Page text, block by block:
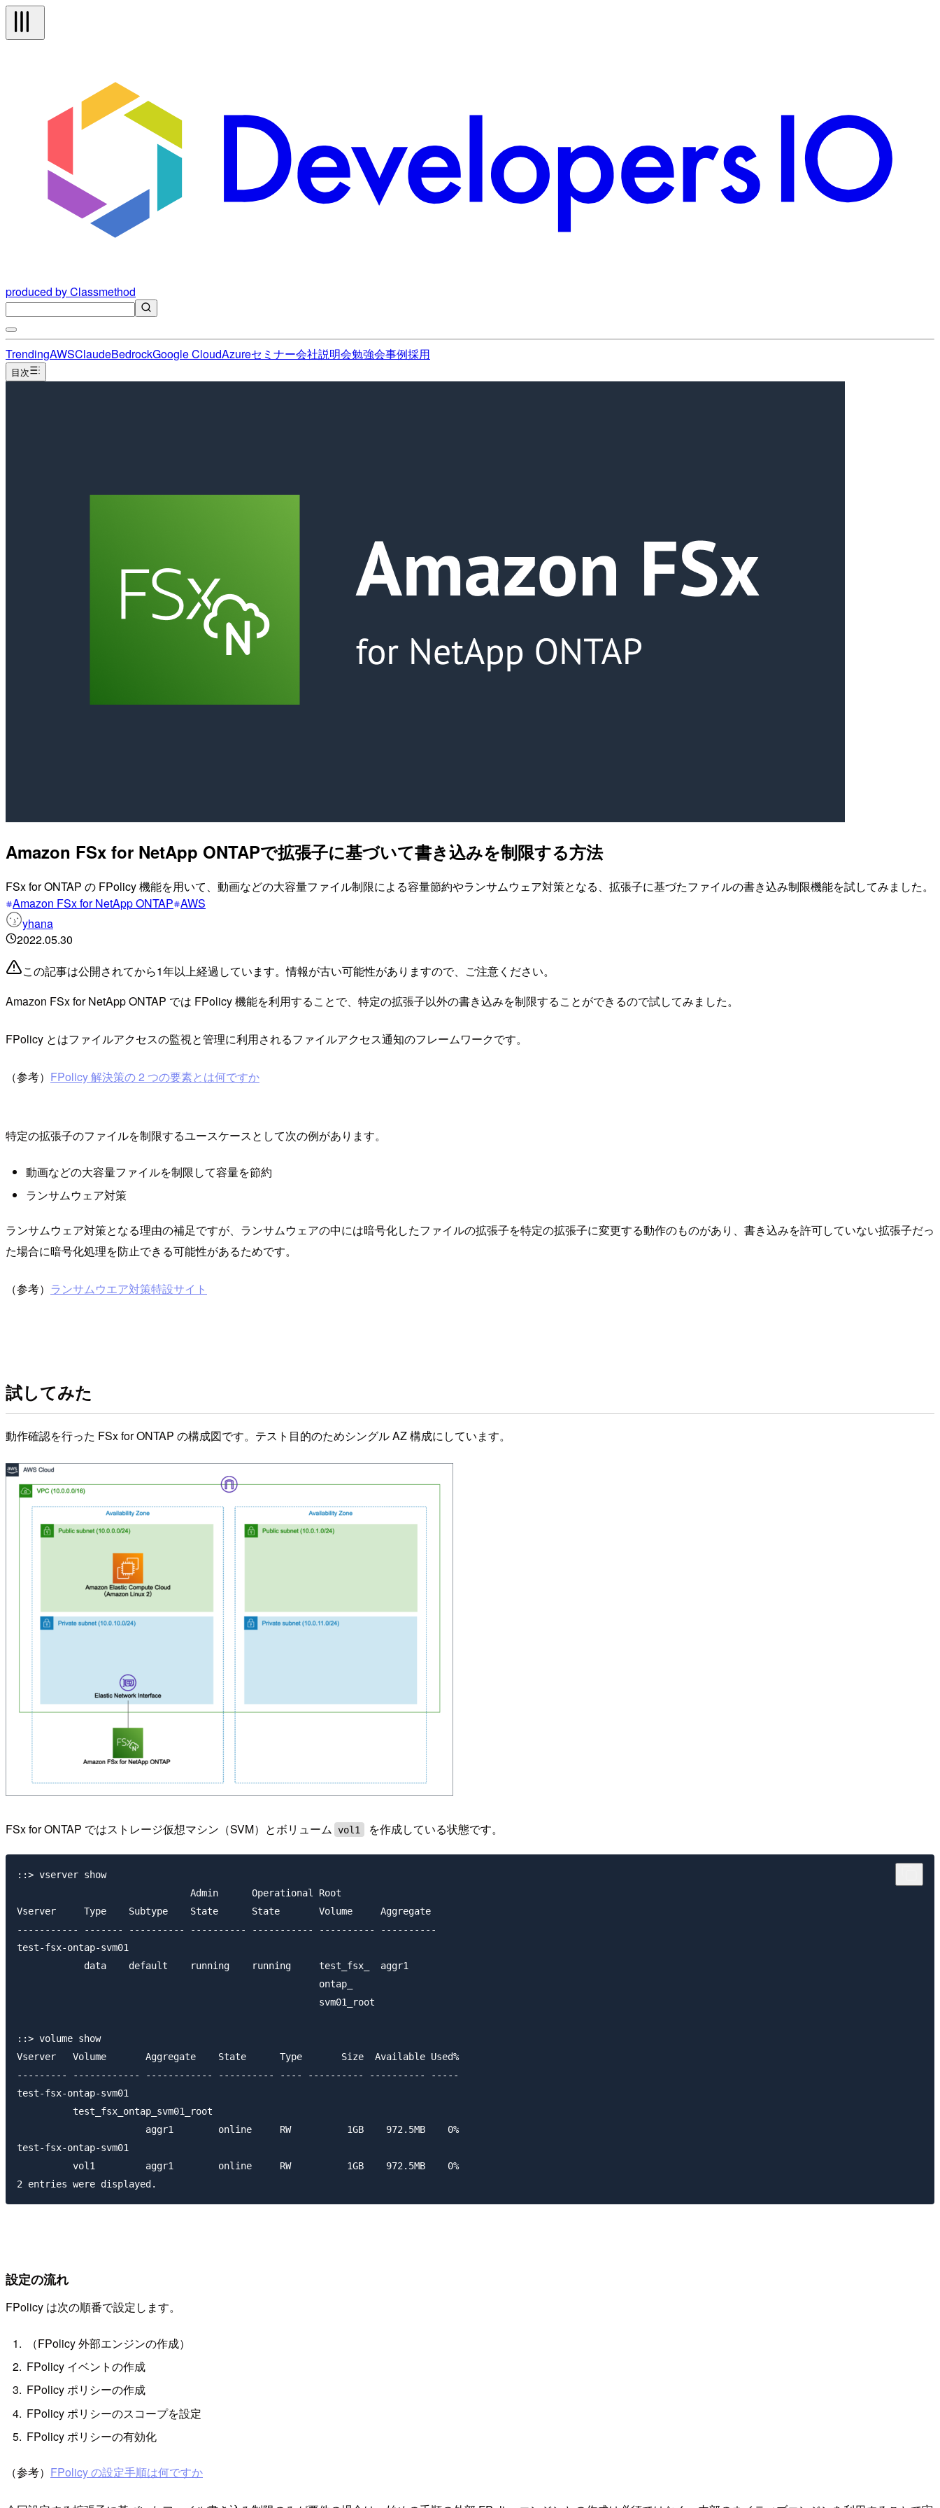
produced by Classmethod
TrendingAWSClaudeBedrockGoogle CloudAzureセミナー会社説明会勉強会事例採用
目次
Amazon FSx for NetApp ONTAPで拡張子に基づいて書き込みを制限する方法
FSx for ONTAP の FPolicy 機能を用いて、動画などの大容量ファイル制限による容量節約やランサムウェア対策となる、拡張子に基づたファイルの書き込み制限機能を試してみました。
Amazon FSx for NetApp ONTAP AWS
yhana
2022.05.30
この記事は公開されてから1年以上経過しています。情報が古い可能性がありますので、ご注意ください。
Amazon FSx for NetApp ONTAP では FPolicy 機能を利用することで、特定の拡張子以外の書き込みを制限することができるので試してみました。
FPolicy とはファイルアクセスの監視と管理に利用されるファイルアクセス通知のフレームワークです。
（参考） FPolicy 解決策の 2 つの要素とは何ですか
特定の拡張子のファイルを制限するユースケースとして次の例があります。
動画などの大容量ファイルを制限して容量を節約
ランサムウェア対策
ランサムウェア対策となる理由の補足ですが、ランサムウェアの中には暗号化したファイルの拡張子を特定の拡張子に変更する動作のものがあり、書き込みを許可していない拡張子だっ
た場合に暗号化処理を防止できる可能性があるためです。
（参考） ランサムウエア対策特設サイト
試してみた
動作確認を行った FSx for ONTAP の構成図です。テスト目的のためシングル AZ 構成にしています。
FSx for ONTAP ではストレージ仮想マシン（SVM）とボリューム vol1 を作成している状態です。
::> vserver show
                               Admin      Operational Root
Vserver     Type    Subtype    State      State       Volume     Aggregate
----------- ------- ---------- ---------- ----------- ---------- ----------
test-fsx-ontap-svm01
            data    default    running    running     test_fsx_  aggr1
                                                      ontap_
                                                      svm01_root
::> volume show
Vserver   Volume       Aggregate    State      Type       Size  Available Used%
--------- ------------ ------------ ---------- ---- ---------- ---------- -----
test-fsx-ontap-svm01
          test_fsx_ontap_svm01_root
                       aggr1        online     RW          1GB    972.5MB    0%
test-fsx-ontap-svm01
          vol1         aggr1        online     RW          1GB    972.5MB    0%
設定の流れ
FPolicy は次の順番で設定します。
（FPolicy 外部エンジンの作成）
FPolicy イベントの作成
FPolicy ポリシーの作成
FPolicy ポリシーのスコープを設定
FPolicy ポリシーの有効化
（参考） FPolicy の設定手順は何ですか